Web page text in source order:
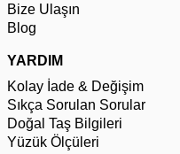
Bize Ulaşın
Blog
YARDIM
Kolay İade & Değişim
Sıkça Sorulan Sorular
Doğal Taş Bilgileri
Yüzük Ölçüleri